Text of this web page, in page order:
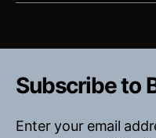
Subscribe to
Enter your email